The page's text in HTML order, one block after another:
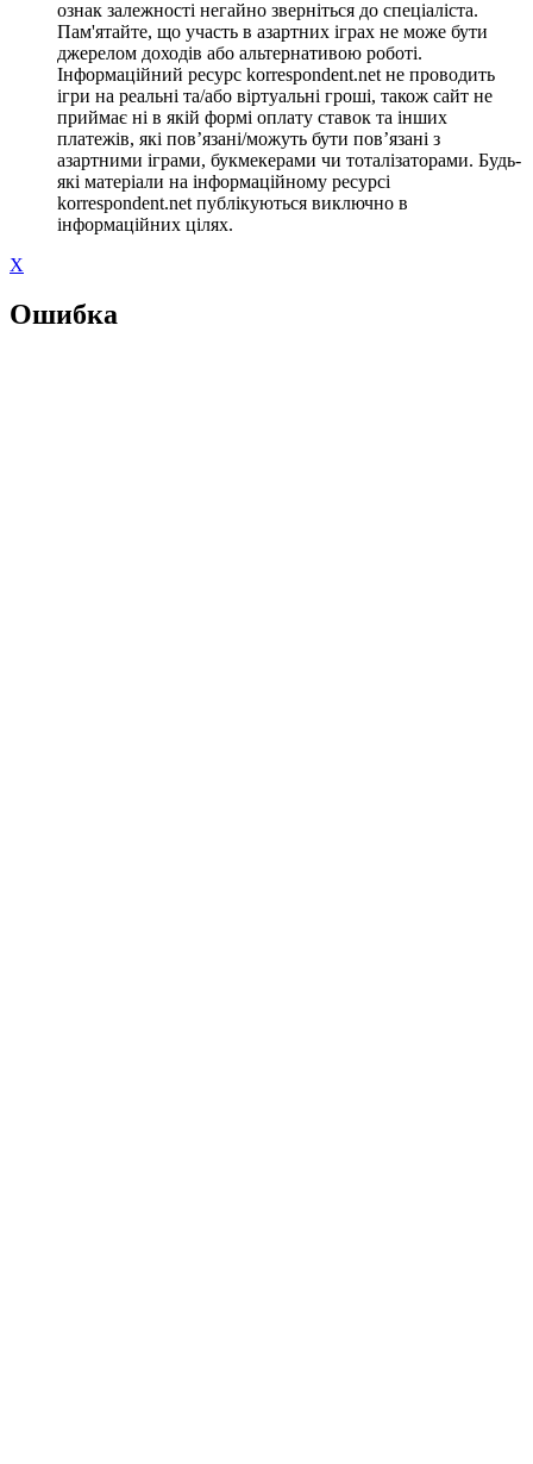
ознак залежності негайно зверніться до спеціаліста.
Пам'ятайте, що участь в азартних іграх не може бути
джерелом доходів або альтернативою роботі.
Інформаційний ресурс korrespondent.net не проводить
ігри на реальні та/або віртуальні гроші, також сайт не
приймає ні в якій формі оплату ставок та інших
платежів, які пов’язані/можуть бути пов’язані з
азартними іграми, букмекерами чи тоталізаторами. Будь-
які матеріали на інформаційному ресурсі
korrespondent.net публікуються виключно в
інформаційних цілях.
X
Ошибка